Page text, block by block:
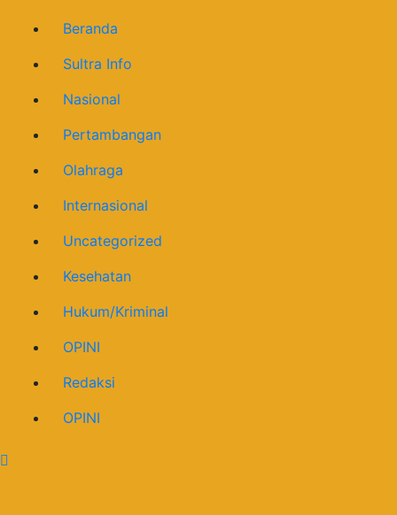
Beranda
Sultra Info
Nasional
Pertambangan
Olahraga
Internasional
Uncategorized
Kesehatan
Hukum/Kriminal
OPINI
Redaksi
OPINI